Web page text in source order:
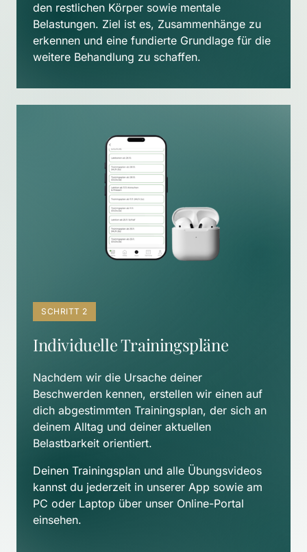
den restlichen Körper sowie mentale
Belastungen. Ziel ist es, Zusammenhänge zu
erkennen und eine fundierte Grundlage für die
weitere Behandlung zu schaffen.
SCHRITT 2
Individuelle Trainingspläne
Nachdem wir die Ursache deiner
Beschwerden kennen, erstellen wir einen auf
dich abgestimmten Trainingsplan, der sich an
deinem Alltag und deiner aktuellen
Belastbarkeit orientiert.
Deinen Trainingsplan und alle Übungsvideos
kannst du jederzeit in unserer App sowie am
PC oder Laptop über unser Online-Portal
einsehen.